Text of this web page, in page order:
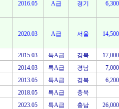
2016.05 A급 경기
2020.03 A급 서울
2015.03 특A급 경북
2014.03 특A급 경남
2013.05 특A급 경북
2018.05 특A급 충북
2023.05 특A급 충남